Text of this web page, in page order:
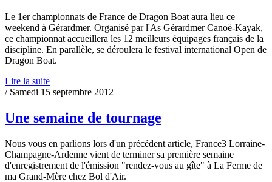
Le 1er championnats de France de Dragon Boat aura lieu ce
weekend à Gérardmer. Organisé par l'As Gérardmer Canoë-Kayak,
ce championnat accueillera les 12 meilleurs équipages français de la
discipline. En parallèle, se déroulera le festival international Open de
Dragon Boat.
Lire la suite
/ Samedi 15 septembre 2012
Une semaine de tournage
Nous vous en parlions lors d'un précédent article, France3 Lorraine-
Champagne-Ardenne vient de terminer sa première semaine
d'enregistrement de l'émission "rendez-vous au gîte" à La Ferme de
ma Grand-Mère chez Bol d'Air.